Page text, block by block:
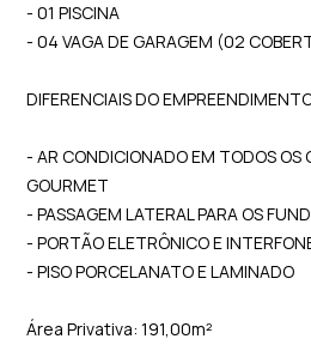
- 01 PISCINA
- 04 VAGA DE GARAGEM (02
DIFERENCIAIS DO
- AR CONDICIONADO EM TODOS OS
GOURMET
- PASSAGEM LATERAL PARA OS
- PORTÃO ELETRÔNICO E
- PISO PORCELANATO E LAMINADO
Área Privativa: 191,00m²